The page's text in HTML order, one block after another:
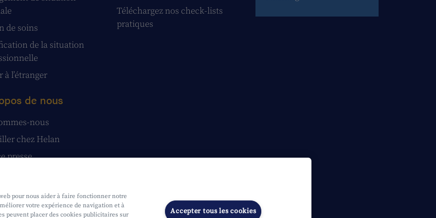
de soins
de la situation
à l’étranger
de nous
nous
chez Helan
presse
et réclamations
Téléchargez nos check-lists
pratiques
pour nous aider à faire fonctionner notre
votre expérience de navigation et à
peuvent placer des cookies publicitaires sur
Accepter tous les cookies